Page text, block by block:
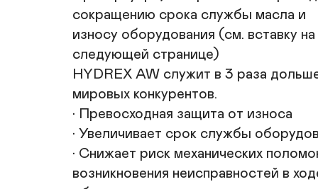
сокращению срока службы масла и
износу оборудования (см. вставку на
следующей странице)
HYDREX AW служит в 3 раза
мировых конкурентов.
• Превосходная защита от износа
• Увеличивает срок службы
• Снижает риск механических
возникновения неисправностей в